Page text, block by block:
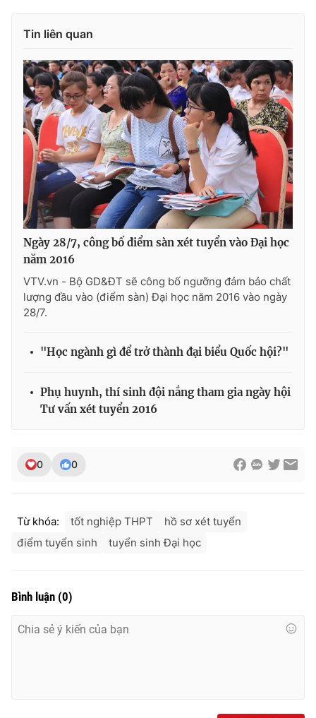
Tin liên quan
Ngày 28/7, công bố điểm sàn xét tuyển vào Đại học
năm 2016
VTV.vn - Bộ GD&ĐT sẽ công bố ngưỡng đảm bảo chất
lượng đầu vào (điểm sàn) Đại học năm 2016 vào ngày
28/7.
"Học ngành gì để trở thành đại biểu Quốc hội?"
Phụ huynh, thí sinh đội nắng tham gia ngày hội
Tư vấn xét tuyển 2016
0 0
Từ khóa: tốt nghiệp THPT
hồ sơ xét tuyển
điểm tuyển sinh
tuyển sinh Đại học
Bình luận (0)